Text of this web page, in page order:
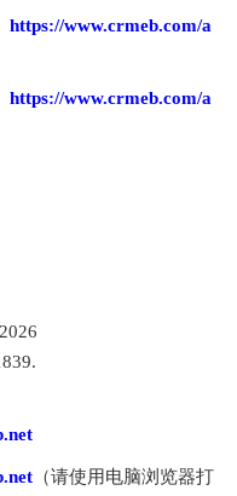
https://www.crmeb.com/a
https://www.crmeb.com/a
（请使用电脑浏览器打